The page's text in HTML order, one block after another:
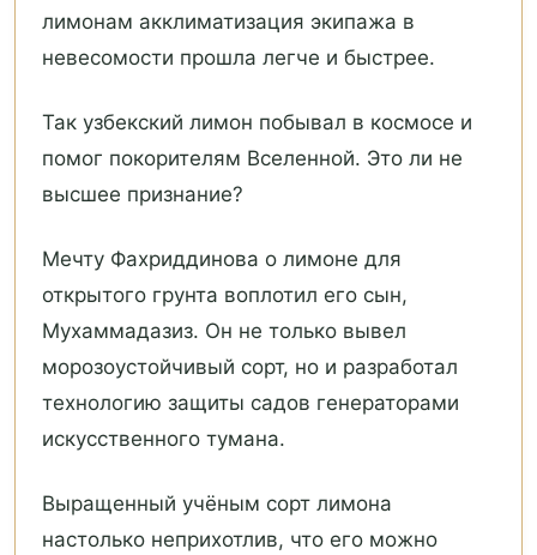
лимонам акклиматизация экипажа в
невесомости прошла легче и быстрее.
Так узбекский лимон побывал в космосе и
помог покорителям Вселенной. Это ли не
высшее признание?
Мечту Фахриддинова о лимоне для
открытого грунта воплотил его сын,
Мухаммадазиз. Он не только вывел
морозоустойчивый сорт, но и разработал
технологию защиты садов генераторами
искусственного тумана.
Выращенный учёным сорт лимона
настолько неприхотлив, что его можно